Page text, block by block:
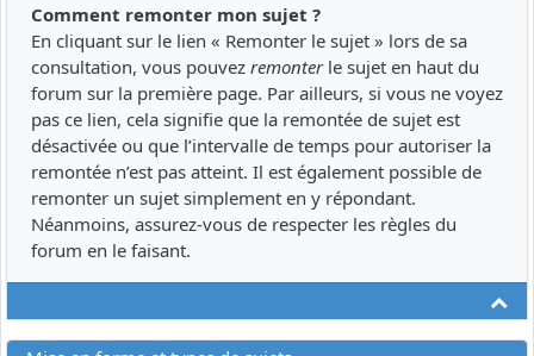
Comment remonter mon sujet ?
En cliquant sur le lien « Remonter le sujet » lors de sa
consultation, vous pouvez remonterle sujet en haut du
forum sur la première page. Par ailleurs, si vous ne voyez
pas ce lien, cela signifie que la remontée de sujet est
désactivée ou que l’intervalle de temps pour autoriser la
remontée n’est pas atteint. Il est également possible de
remonter un sujet simplement en y répondant.
Néanmoins, assurez-vous de respecter les règles du
forum en le faisant.